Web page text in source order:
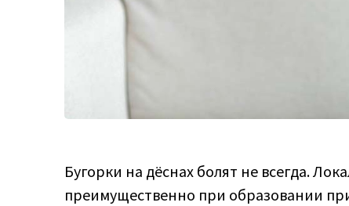
Бугорки на дёснах болят не всегда.
преимущественно при образовании